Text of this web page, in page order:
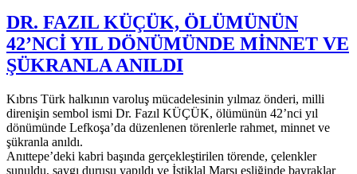
DR. FAZIL KÜÇÜK, ÖLÜMÜNÜN
42’NCİ YIL DÖNÜMÜNDE MİNNET VE
ŞÜKRANLA ANILDI
Kıbrıs Türk halkının varoluş mücadelesinin yılmaz önderi, milli
direnişin sembol ismi Dr. Fazıl KÜÇÜK, ölümünün 42’nci yıl
dönümünde Lefkoşa’da düzenlenen törenlerle rahmet, minnet ve
şükranla anıldı.
Anıttepe’deki kabri başında gerçekleştirilen törende, çelenkler
sunuldu, saygı duruşu yapıldı ve İstiklal Marşı eşliğinde bayraklar